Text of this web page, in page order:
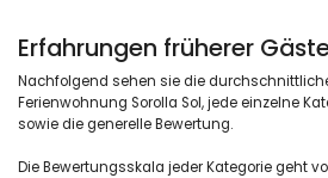
Erfahrungen früherer
Nachfolgend sehen sie die
Ferienwohnung Sorolla Sol, jede einzelne
sowie die generelle Bewertung.
Die Bewertungsskala jeder Kategorie geht